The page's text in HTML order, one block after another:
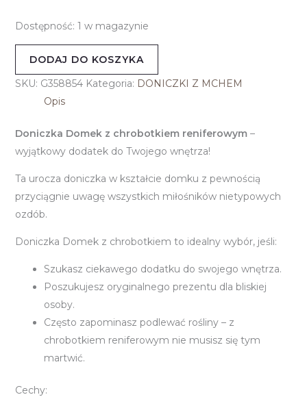
Dostępność: 1 w magazynie
DODAJ DO KOSZYKA
SKU: G358854 Kategoria: DONICZKI Z MCHEM
Opis
Doniczka Domek z chrobotkiem reniferowym–
wyjątkowy dodatek do Twojego wnętrza!
Ta urocza doniczka w kształcie domku z pewnością
przyciągnie uwagę wszystkich miłośników nietypowych
ozdób.
Doniczka Domek z chrobotkiem to idealny wybór, jeśli:
Szukasz ciekawego dodatku do swojego wnętrza.
Poszukujesz oryginalnego prezentu dla bliskiej
osoby.
Często zapominasz podlewać rośliny – z
chrobotkiem reniferowym nie musisz się tym
martwić.
Cechy: